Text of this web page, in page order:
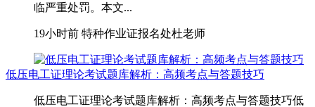
临严重处罚。本文...
19小时前 特种作业证报名处杜老师
低压电工证理论考试题库解析：高频考点与答题技巧
低压电工证理论考试题库解析：高频考点与答题技巧低